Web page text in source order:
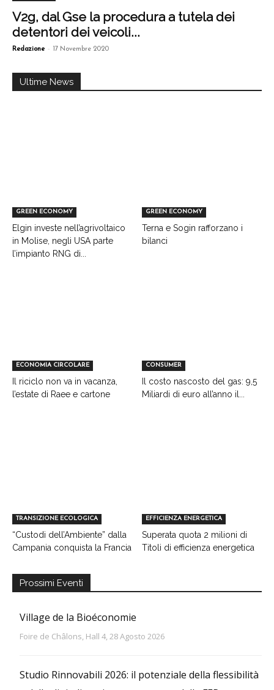
V2g, dal Gse la procedura a tutela dei
detentori dei veicoli...
Redazione - 17 Novembre 2020
Ultime News
GREEN ECONOMY
Elgin investe nell’agrivoltaico
in Molise, negli USA parte
l’impianto RNG di...
GREEN ECONOMY
Terna e Sogin rafforzano i
bilanci
ECONOMIA CIRCOLARE
Il riciclo non va in vacanza,
l’estate di Raee e cartone
CONSUMER
Il costo nascosto del gas: 9,5
Miliardi di euro all’anno il...
TRANSIZIONE ECOLOGICA
“Custodi dell’Ambiente” dalla
Campania conquista la Francia
EFFICIENZA ENERGETICA
Superata quota 2 milioni di
Titoli di efficienza energetica
Prossimi Eventi
Village de la Bioéconomie
Foire de Châlons, Hall 4, 28 Agosto 2026
Studio Rinnovabili 2026: il potenziale della flessibilità